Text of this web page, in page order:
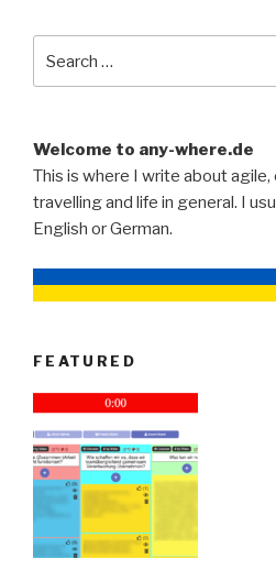
for:
Welcome to any-where.de
This is where I write about agile,
travelling and life in general. I
English or German.
FEATURED